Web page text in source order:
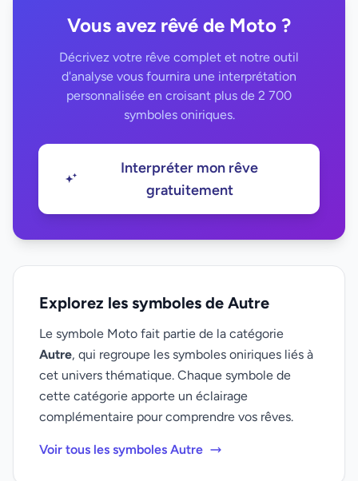
Vous avez rêvé de Moto ?
Décrivez votre rêve complet et notre outil
d'analyse vous fournira une interprétation
personnalisée en croisant plus de 2 700
symboles oniriques.
Interpréter mon rêve
gratuitement
Explorez les symboles de Autre
Le symbole Moto fait partie de la catégorie
Autre, qui regroupe les symboles oniriques liés à
cet univers thématique. Chaque symbole de
cette catégorie apporte un éclairage
complémentaire pour comprendre vos rêves.
Voir tous les symboles Autre